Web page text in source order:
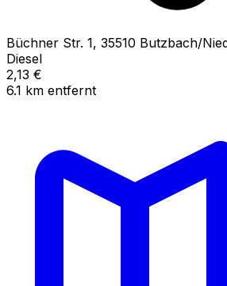
Büchner Str. 1, 35510 Butzbach/
Diesel
2,13 €
6.1 km entfernt